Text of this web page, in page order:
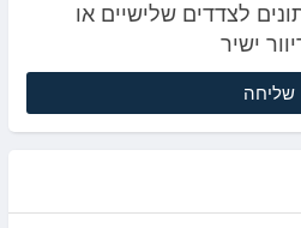
לצדדים שלישיים או
ישיר